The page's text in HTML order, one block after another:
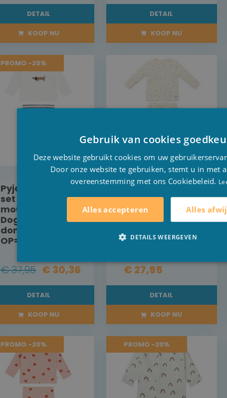
DETAIL
KOOP NU
DETAIL
KOOP NU
PROMO -20%
Pyjama Lässig
set met lange
mouwen Gots
Dog wit-
donkerblauw
OP=OP
€ 37,95 € 30,36
DETAIL
KOOP NU
Pyjama Little
Dutch Forest
Treasures
€ 27,95
DETAIL
KOOP NU
PROMO -20% PROMO -20%
Gebruik van cookies
Deze website gebruikt cookies om uw
Door onze website te gebruiken, stemt u in met
overeenstemming met ons Cookiebeleid.
Alles accepteren Alles
DETAILS WEERGEVEN